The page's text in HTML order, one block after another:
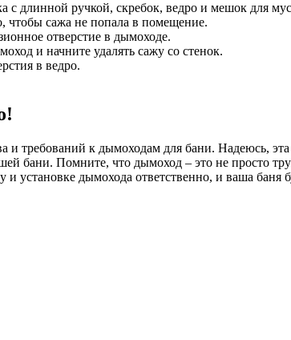
длинной ручкой, скребок, ведро и мешок для
чтобы сажа не попала в помещение.
отверстие в дымоходе.
и начните удалять сажу со стенок.
в ведро.
и требований к дымоходам для бани. Надеюсь,
бани. Помните, что дымоход – это не просто
установке дымохода ответственно, и ваша баня